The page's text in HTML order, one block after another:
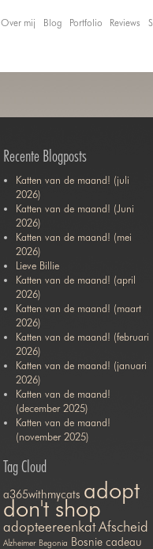
Over mij Blog Portfolio Reviews
Recente Blogposts
Katten van de maand! (juli
2026)
Katten van de maand! (Juni
2026)
Katten van de maand! (mei
2026)
Lieve Billie
Katten van de maand! (april
2026)
Katten van de maand! (maart
2026)
Katten van de maand! (februari
2026)
Katten van de maand! (januari
2026)
Katten van de maand!
(december 2025)
Katten van de maand!
(november 2025)
Tag Cloud
a365withmycats adopt
don't shop
adopteereenkat Afscheid
Alzheimer Begonia Bosnie cadeau